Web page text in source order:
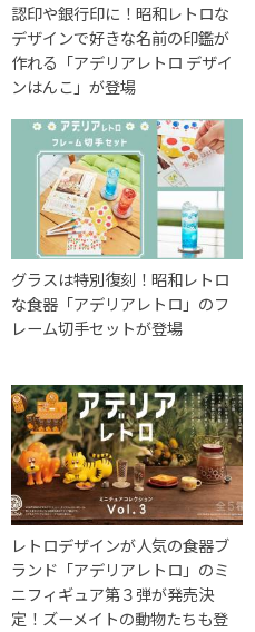
認印や銀行印に！昭和レトロな
デザインで好きな名前の印鑑が
作れる「アデリアレトロ デザイ
ンはんこ」が登場
グラスは特別復刻！昭和レトロ
な食器「アデリアレトロ」のフ
レーム切手セットが登場
レトロデザインが人気の食器ブ
ランド「アデリアレトロ」のミ
ニフィギュア第３弾が発売決
定！ズーメイトの動物たちも登